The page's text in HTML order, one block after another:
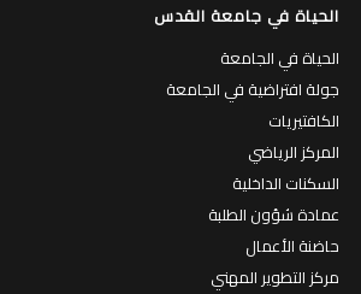
الحياة في جامعة القدس
الحياة في الجامعة
جولة افتراضية في الجامعة
الكافتيريات
المركز الرياضي
السكنات الداخلية
عمادة شؤون الطلبة
حاضنة الأعمال
مركز التطوير المهني